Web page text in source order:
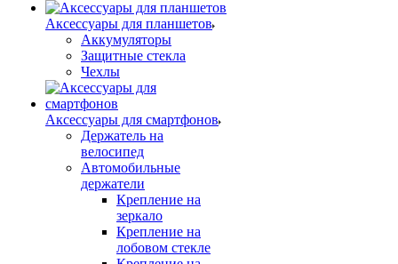
Аксессуары для планшетов
Аккумуляторы
Защитные стекла
Чехлы
Аксессуары для смартфонов
Держатель на
велосипед
Автомобильные
держатели
Крепление на
зеркало
Крепление на
лобовом стекле